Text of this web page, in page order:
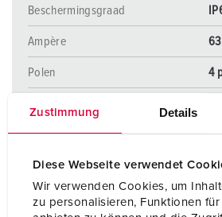
Zustimmung Details
Diese Webseite verwendet
Wir verwenden Cookies, um
zu personalisieren, Funktionen
Beschermingsgraad
Ampère
Polen 4
Aansluittechniek
Contacten
Contacten